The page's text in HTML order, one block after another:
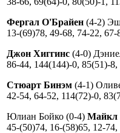
Фергал О'Брайен (4-2)
13-(69)78, 49-68, 74-22,
Джон Хиггинс (4-0)
86-44, 144(144)-0, 85(51)-8,
Стюарт Бинэм (4-1)
42-54, 64-52, 114(72)-0,
Юлиан Бойко (0-4) Майкл
45-(50)74, 16-(58)65, 12-